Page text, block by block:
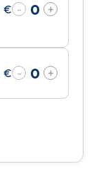
€ - +
€ - +